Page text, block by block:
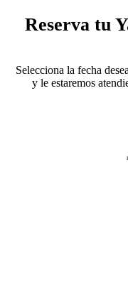
Reserva tu
Selecciona la fecha
y le estaremos